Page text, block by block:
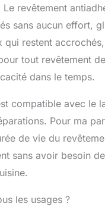
Le revêtement
sans aucun effort,
restent
tout revêtement
dans le temps.
compatible avec le
Pour ma
de vie du
sans avoir besoin
les usages ?